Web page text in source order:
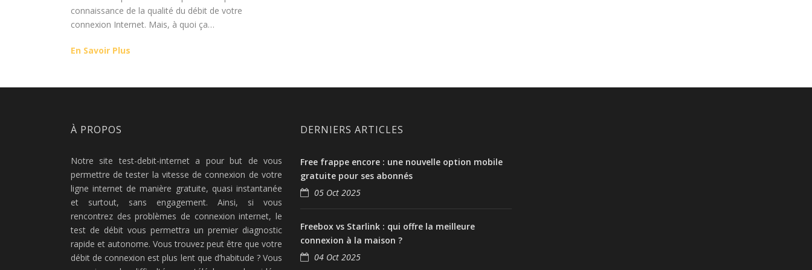
connaissance de la qualité du débit de votre
connexion Internet. Mais, à quoi ça…
En Savoir Plus
À PROPOS
Notre site test-debit-internet a pour but de vous
permettre de tester la vitesse de connexion de votre
ligne internet de manière gratuite, quasi instantanée
et surtout, sans engagement. Ainsi, si vous
rencontrez des problèmes de connexion internet, le
test de débit vous permettra un premier diagnostic
rapide et autonome. Vous trouvez peut être que votre
débit de connexion est plus lent que d’habitude ? Vous
DERNIERS ARTICLES
Free frappe encore : une nouvelle option mobile
gratuite pour ses abonnés
05 Oct 2025
Freebox vs Starlink : qui offre la meilleure
connexion à la maison ?
04 Oct 2025